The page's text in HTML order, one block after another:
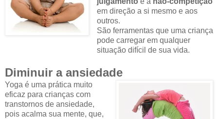
em direção a si mesmo e aos
outros.
São ferramentas que uma criança
pode carregar em qualquer
situação difícil de sua vida.
Diminuir a ansiedade
Yoga é uma prática muito
eficaz para crianças com
transtornos de ansiedade,
pois acalma sua mente, que,